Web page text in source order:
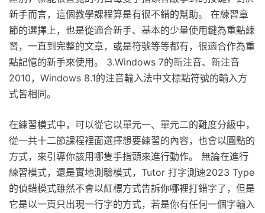
新手而言，這個教學課程算是有很不錯的幫助。 在練習章
節的選擇上，也是從適合新手、基本的少量使用鍵為重點練
習，一直到完整的文章，或是符號等等都有，很適合作為重
點記憶的新手來使用。 3.Windows 7的新注音、新注音
2010，Windows 8.1的注音輸入法中文標點符號的輸入方
式皆相同。
在練習模式中，可以從它以單元一、單元二的難度分級中，
從一共十二節課程裡面選擇想要練習的內容，也會以圓點的
方式，來引導你該用哪隻手指頭來進行動作。 無論在進行
練習模式，還是實地測驗模式，Tutor 打字測速2023 Type
的偵錯模式雖然不會以紅標方式告訴你哪裡打錯字了，但是
它是以一頁只出現一行字的方式，若是你有任何一個字輸入